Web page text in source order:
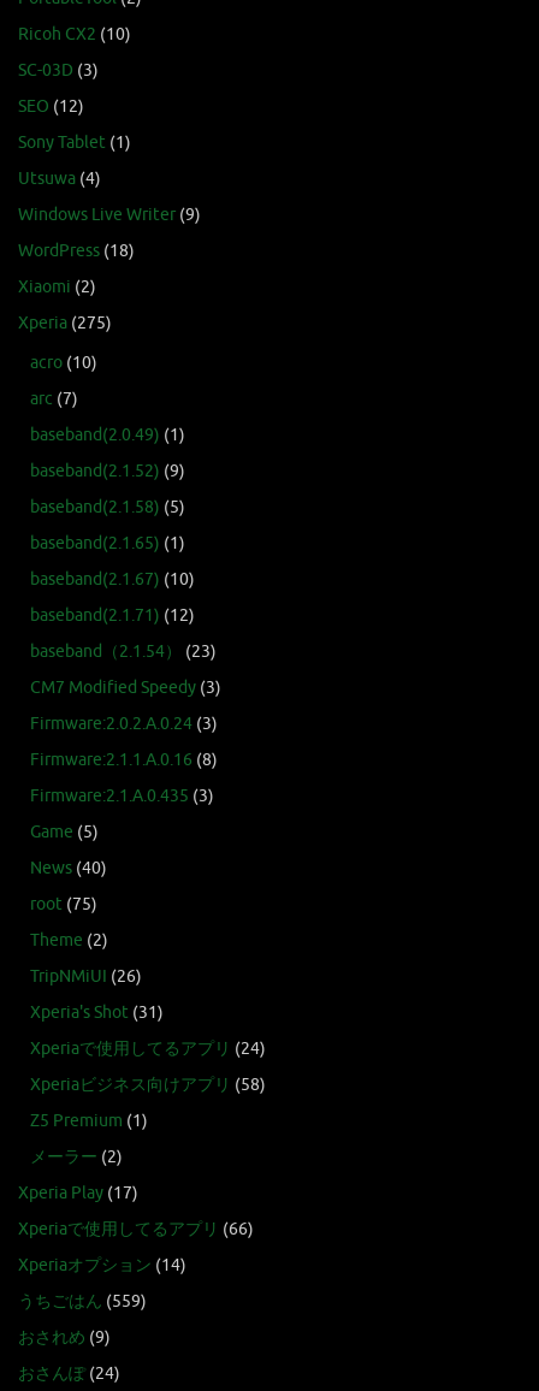
Ricoh CX2 (10)
SC-03D (3)
SEO (12)
Sony Tablet (1)
Utsuwa (4)
Windows Live Writer (9)
WordPress (18)
Xiaomi (2)
Xperia (275)
acro (10)
arc (7)
baseband(2.0.49) (1)
baseband(2.1.52) (9)
baseband(2.1.58) (5)
baseband(2.1.65) (1)
baseband(2.1.67) (10)
baseband(2.1.71) (12)
baseband（2.1.54）
(23)
CM7 Modified Speedy (3)
Firmware:2.0.2.A.0.24 (3)
Firmware:2.1.1.A.0.16 (8)
Firmware:2.1.A.0.435 (3)
Game (5)
News (40)
root (75)
Theme (2)
TripNMiUI (26)
Xperia's Shot (31)
Xperiaで使用してるアプリ (24)
Xperiaビジネス向けアプリ (58)
Z5 Premium (1)
メーラー (2)
Xperia Play (17)
Xperiaで使用してるアプリ (66)
Xperiaオプション (14)
うちごはん (559)
おされめ (9)
おさんぽ(24)